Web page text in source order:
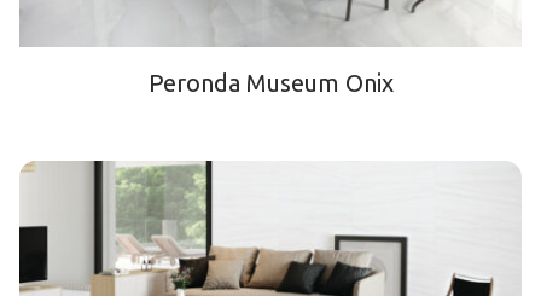
Peronda Museum Onix